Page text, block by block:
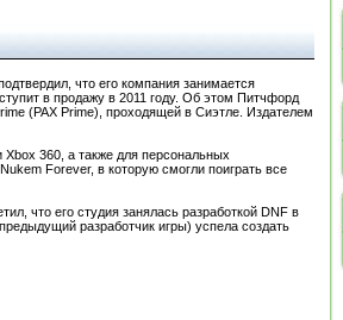
что его компания занимается
в продажу в 2011 году. Об этом Питчфорд
(PAX Prime), проходящей в Сиэтле. Издателем
Xbox 360, а также для персональных
Forever, в которую смогли поиграть все
что его студия занялась разработкой DNF в
разработчик игры) успела создать